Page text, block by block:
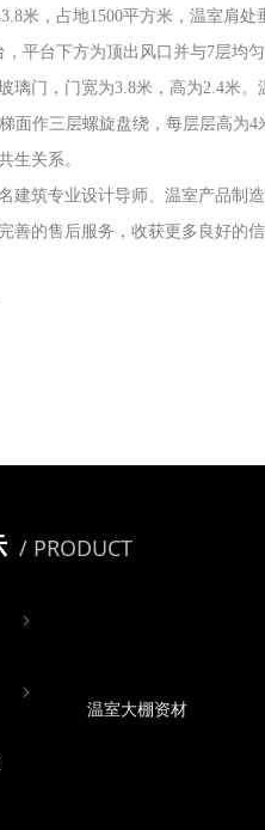
米，占地1500平方米，温室肩处
，平台下方为顶出风口并与7层均
璃门，门宽为3.8米，高为2.4米。
面作三层螺旋盘绕，每层层高为4
生关系。
建筑专业设计导师、温室产品制
善的售后服务，收获更多良好的信
/ PRODUCT
ꁇ
ꁇ
温室大棚资材